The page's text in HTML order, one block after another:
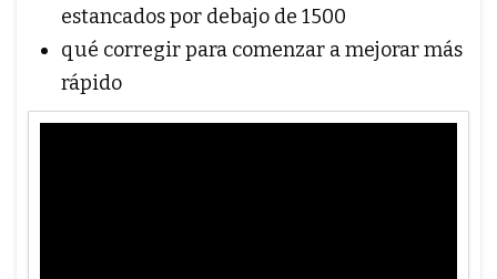
estancados por debajo de 1500
qué corregir para comenzar a mejorar más
rápido